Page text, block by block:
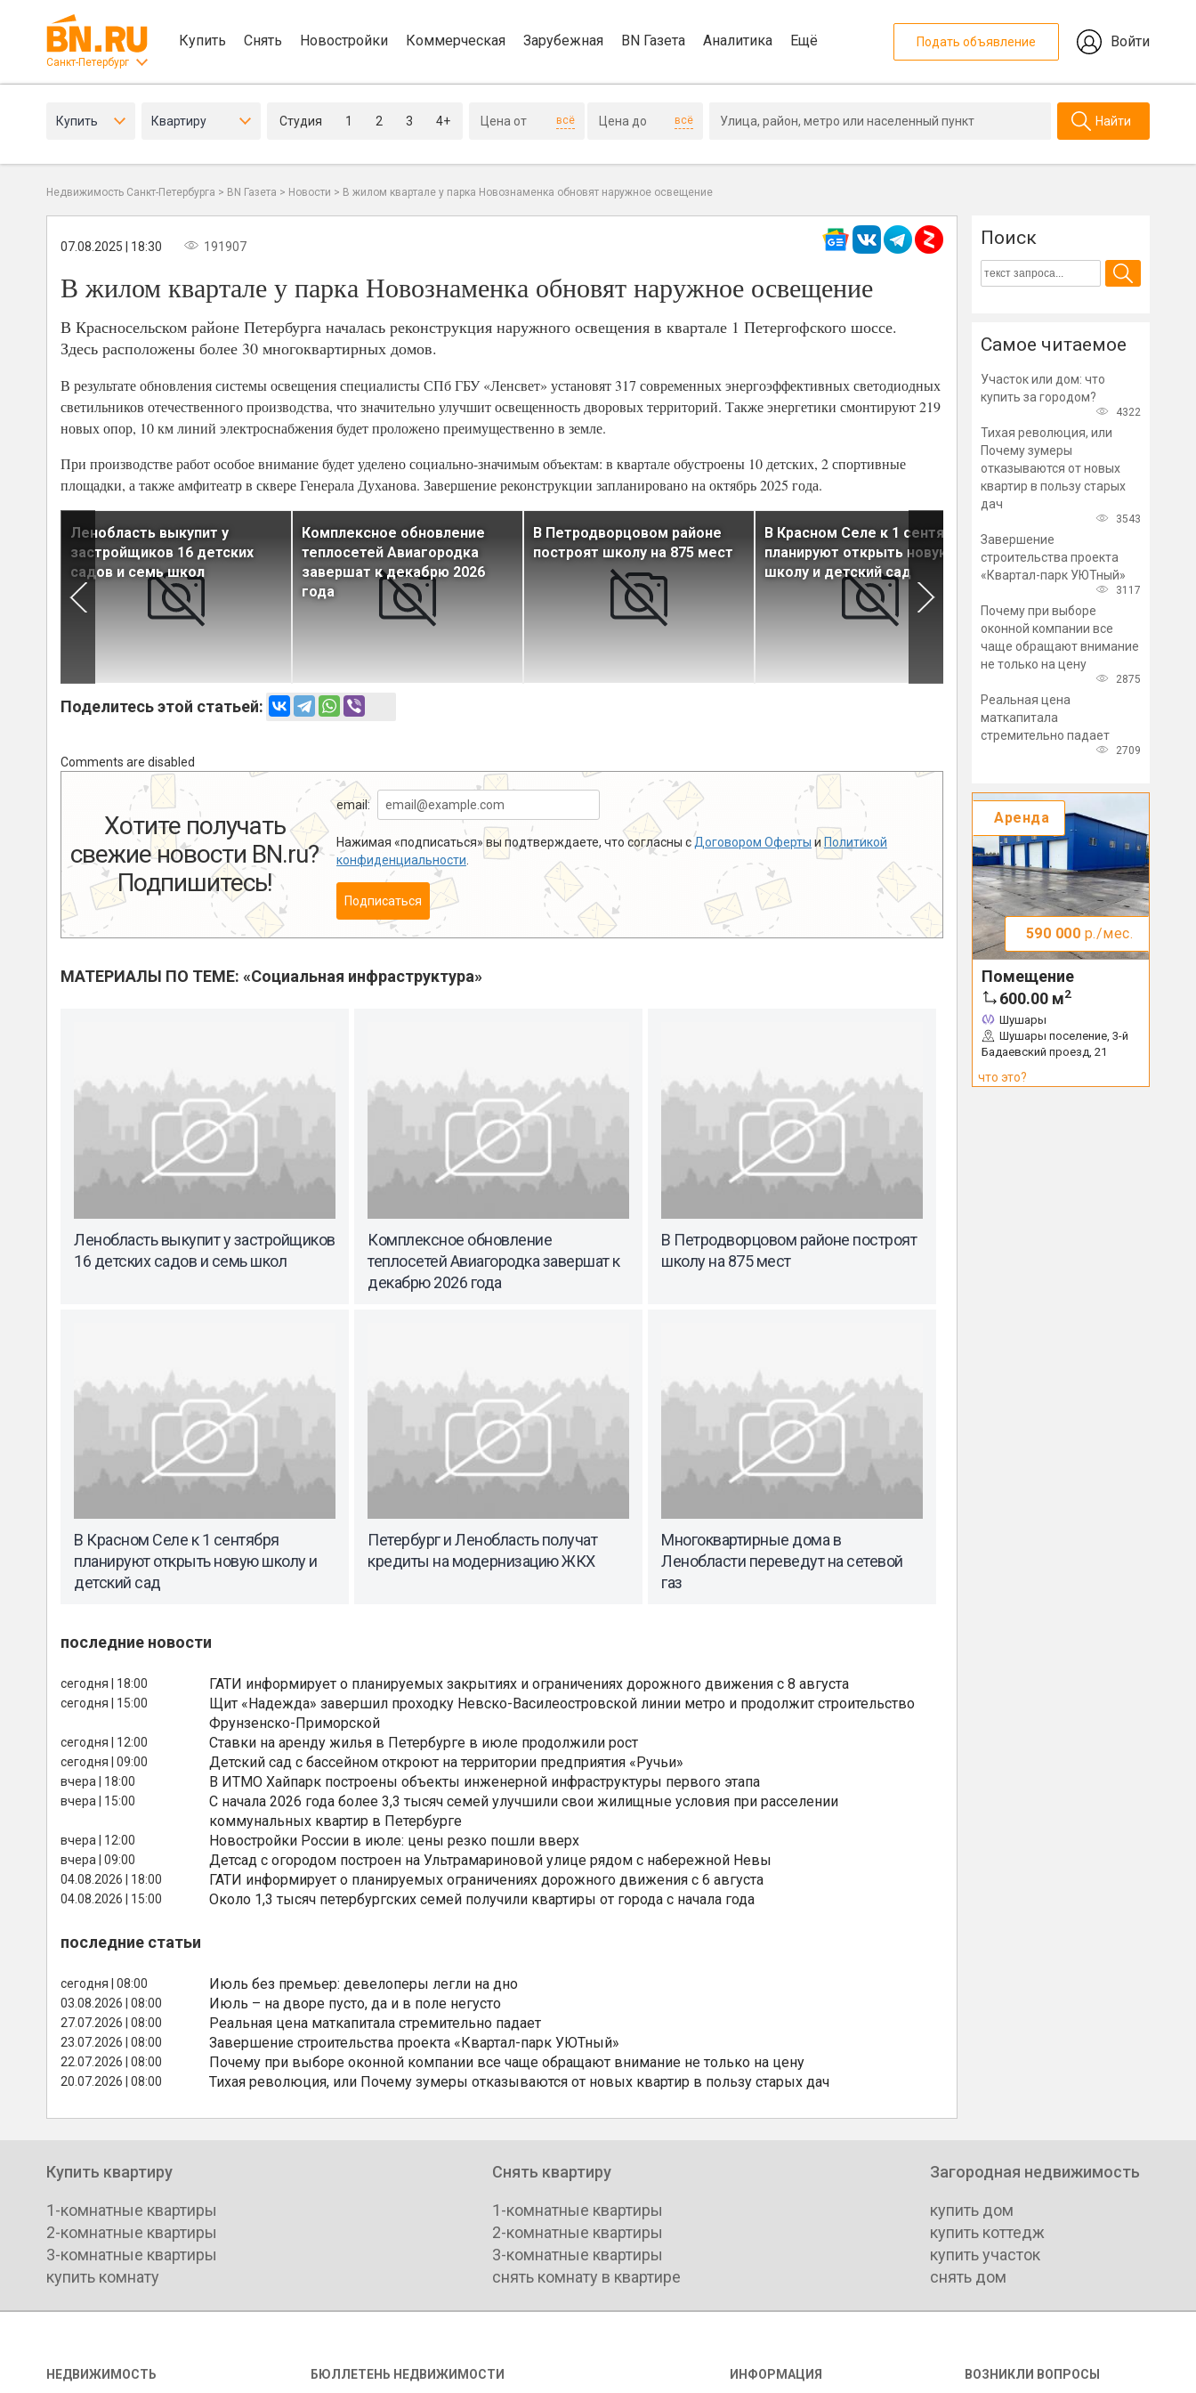
Санкт-Петербург
Купить Снять Новостройки Коммерческая Зарубежная BN Газета Аналитика Ещё Подать объявление Войти
Купить Квартиру Студия 1 2 3 4+ всё всё Найти
Недвижимость Санкт-Петербурга > BN Газета > Новости > В жилом квартале у парка Новознаменка обновят наружное освещение
07.08.2025 | 18:30 191907
В жилом квартале у парка Новознаменка обновят наружное освещение
В Красносельском районе Петербурга началась реконструкция наружного освещения в квартале 1 Петергофского шоссе.
Здесь расположены более 30 многоквартирных домов.
В результате обновления системы освещения специалисты СПб ГБУ «Ленсвет» установят 317 современных энергоэффективных светодиодных
светильников отечественного производства, что значительно улучшит освещенность дворовых территорий. Также энергетики смонтируют 219
новых опор, 10 км линий электроснабжения будет проложено преимущественно в земле.
При производстве работ особое внимание будет уделено социально-значимым объектам: в квартале обустроены 10 детских, 2 спортивные
площадки, а также амфитеатр в сквере Генерала Духанова. Завершение реконструкции запланировано на октябрь 2025 года.
Ленобласть выкупит у
застройщиков 16 детских
садов и семь школ
Комплексное обновление
теплосетей Авиагородка
завершат к декабрю 2026
года
В Петродворцовом районе
построят школу на 875 мест
В Красном Селе к 1 сентября
планируют открыть новую
школу и детский сад
Петербург и Ленобласть
получат кредиты на
модернизацию ЖКХ
Поделитесь этой статьей:
Comments are disabled
Хотите получать
свежие новости BN.ru?
Подпишитесь!
email:
Нажимая «подписаться» вы подтверждаете, что согласны с Договором Оферты и Политикой
конфиденциальности
Подписаться
МАТЕРИАЛЫ ПО ТЕМЕ: «Социальная инфраструктура»
Ленобласть выкупит у застройщиков
16 детских садов и семь школ
Комплексное обновление
теплосетей Авиагородка завершат к
декабрю 2026 года
В Петродворцовом районе построят
школу на 875 мест
В Красном Селе к 1 сентября
планируют открыть новую школу и
детский сад
Петербург и Ленобласть получат
кредиты на модернизацию ЖКХ
Многоквартирные дома в
Ленобласти переведут на сетевой
газ
последние новости
сегодня | 18:00 ГАТИ информирует о планируемых закрытиях и ограничениях дорожного движения с 8 августа
сегодня | 15:00
Щит «Надежда» завершил проходку Невско-Василеостровской линии метро и продолжит строительство
Фрунзенско-Приморской
сегодня | 12:00 Ставки на аренду жилья в Петербурге в июле продолжили рост
сегодня | 09:00 Детский сад с бассейном откроют на территории предприятия «Ручьи»
вчера | 18:00 В ИТМО Хайпарк построены объекты инженерной инфраструктуры первого этапа
вчера | 15:00
С начала 2026 года более 3,3 тысяч семей улучшили свои жилищные условия при расселении
коммунальных квартир в Петербурге
вчера | 12:00 Новостройки России в июле: цены резко пошли вверх
вчера | 09:00 Детсад с огородом построен на Ультрамариновой улице рядом с набережной Невы
04.08.2026 | 18:00 ГАТИ информирует о планируемых ограничениях дорожного движения с 6 августа
04.08.2026 | 15:00 Около 1,3 тысяч петербургских семей получили квартиры от города с начала года
последние статьи
сегодня | 08:00 Июль без премьер: девелоперы легли на дно
03.08.2026 | 08:00 Июль – на дворе пусто, да и в поле негусто
27.07.2026 | 08:00 Реальная цена маткапитала стремительно падает
23.07.2026 | 08:00 Завершение строительства проекта «Квартал-парк УЮТный»
22.07.2026 | 08:00 Почему при выборе оконной компании все чаще обращают внимание не только на цену
20.07.2026 | 08:00 Тихая революция, или Почему зумеры отказываются от новых квартир в пользу старых дач
Поиск
Самое читаемое
Участок или дом: что
купить за городом?
4322
Тихая революция, или
Почему зумеры
отказываются от новых
квартир в пользу старых
дач
3543
Завершение
строительства проекта
«Квартал-парк УЮТный»
3117
Почему при выборе
оконной компании все
чаще обращают внимание
не только на цену
2875
Реальная цена
маткапитала
стремительно падает
2709
Аренда
590 000 р./мес.
Помещение
600.00 м2
Шушары
Шушары поселение, 3-й
Бадаевский проезд, 21
что это?
Купить квартиру
1-комнатные квартиры
2-комнатные квартиры
3-комнатные квартиры
купить комнату
Снять квартиру
1-комнатные квартиры
2-комнатные квартиры
3-комнатные квартиры
снять комнату в квартире
Загородная недвижимость
купить дом
купить коттедж
купить участок
снять дом
НЕДВИЖИМОСТЬ БЮЛЛЕТЕНЬ НЕДВИЖИМОСТИ ИНФОРМАЦИЯ ВОЗНИКЛИ ВОПРОСЫ